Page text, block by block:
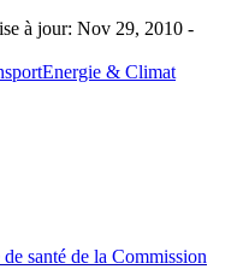
à jour: Nov 29, 2010 -
Energie & Climat
santé de la Commission